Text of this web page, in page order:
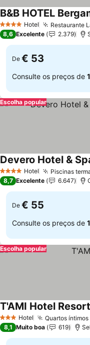
4 EstrelasHotel Restaurante
B&B HOTEL
8,6 Excelente 2.379
De € 53
Consulte os preços de
Escolha popular
4 EstrelasHotel Piscinas
Devero Hotel &
8,7 Excelente 6.647
De € 55
Consulte os preços de
Escolha popular
3 EstrelasHotel Quartos
T'AMI Hotel
8,1 Muito boa 619